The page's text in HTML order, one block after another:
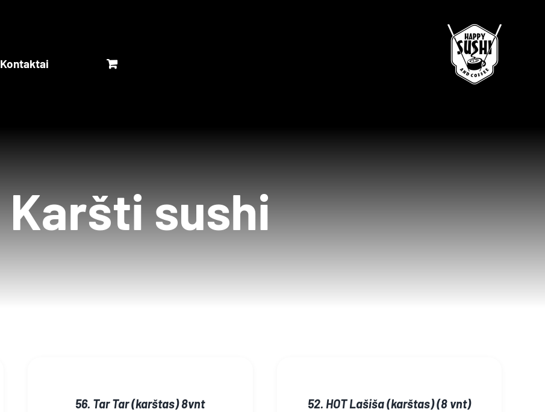
Kontaktai
Karšti sushi
56. Tar Tar (karštas) 8vnt 52. HOT Lašiša (karštas) (8 vnt)